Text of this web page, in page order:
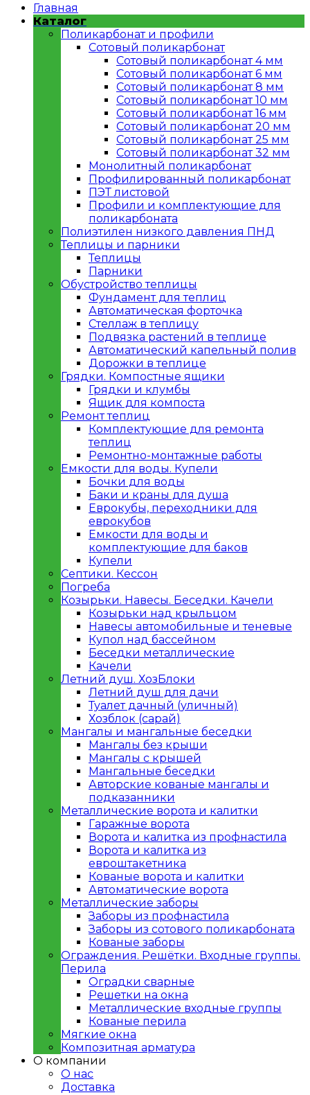
Главная
Каталог
Поликарбонат и профили
Сотовый поликарбонат
Сотовый поликарбонат 4 мм
Сотовый поликарбонат 6 мм
Сотовый поликарбонат 8 мм
Сотовый поликарбонат 10 мм
Сотовый поликарбонат 16 мм
Сотовый поликарбонат 20 мм
Сотовый поликарбонат 25 мм
Сотовый поликарбонат 32 мм
Монолитный поликарбонат
Профилированный поликарбонат
ПЭТ листовой
Профили и комплектующие для
поликарбоната
Полиэтилен низкого давления ПНД
Теплицы и парники
Теплицы
Парники
Обустройство теплицы
Фундамент для теплиц
Автоматическая форточка
Стеллаж в теплицу
Подвязка растений в теплице
Автоматический капельный полив
Дорожки в теплице
Грядки. Компостные ящики
Грядки и клумбы
Ящик для компоста
Ремонт теплиц
Комплектующие для ремонта
теплиц
Ремонтно-монтажные работы
Емкости для воды. Купели
Бочки для воды
Баки и краны для душа
Еврокубы, переходники для
еврокубов
Емкости для воды и
комплектующие для баков
Купели
Септики. Кессон
Погреба
Козырьки. Навесы. Беседки. Качели
Козырьки над крыльцом
Навесы автомобильные и теневые
Купол над бассейном
Беседки металлическиe
Качели
Летний душ. ХозБлоки
Летний душ для дачи
Туалет дачный (уличный)
Хозблок (сарай)
Мангалы и мангальные беседки
Мангалы без крыши
Мангалы с крышей
Мангальные беседки
Авторские кованые мангалы и
подказанники
Металлическиe ворота и калитки
Гаражные ворота
Ворота и калитка из профнастила
Ворота и калитка из
евроштакетника
Кованые ворота и калитки
Автоматические ворота
Металлическиe заборы
Заборы из профнастила
Заборы из сотового поликарбоната
Кованые заборы
Ограждения. Решётки. Входные группы.
Перила
Оградки сварные
Решетки на окна
Металлические входные группы
Кованые перила
Мягкие окна
Композитная арматура
О компании
О нас
Доставка